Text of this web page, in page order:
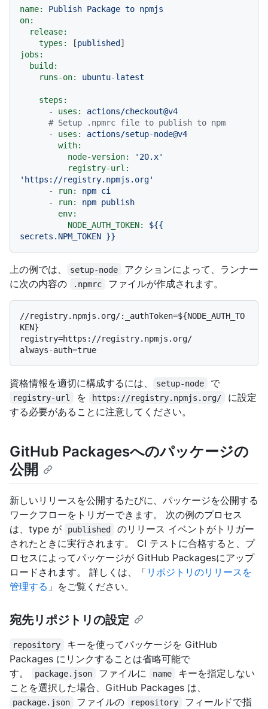
name: Publish Package to npmjs
on:
release:
types:
[published
jobs:
build:
runs-on:
ubuntu-latest
steps:
-
uses:
actions/checkout@v4
# Setup .npmrc file to publish to npm
-
uses:
actions/setup-node@v4
with:
node-version:
'20.x'
registry-url:
'https://registry.npmjs.org'
-
run: npm ci
-
run: npm publish
env:
NODE_AUTH_TOKEN:
${{
secrets.NPM_TOKEN }}
上の例では、 setup-node
アクションによって、ランナー
に次の内容の
.npmrc ファイルが作成されます。
//registry.npmjs.org/:_authToken=${NODE_AUTH_TO
KEN}
registry=https://registry.npmjs.org/
資格情報を適切に構成するには、 setup-node で
registry-url を https://registry.npmjs.org/
に設定
する必要があることに注意してください。
GitHub Packagesへのパッケージの
公開
新しいリリースを公開するたびに、パッケージを公開する
ワークフローをトリガーできます。 次の例のプロセス
は、type が
published
のリリース イベントがトリガー
されたときに実行されます。 CI テストに合格すると、プ
ロセスによってパッケージが GitHub Packagesにアップ
ロードされます。 詳しくは、「 リポジトリのリリースを
管理する 」をご覧ください。
宛先リポジトリの設定
repository
キーを使ってパッケージを GitHub
Packages にリンクすることは省略可能で
す。
package.json ファイルに name
キーを指定しない
ことを選択した場合、GitHub Packages は、
package.json ファイルの repository
フィールドで指